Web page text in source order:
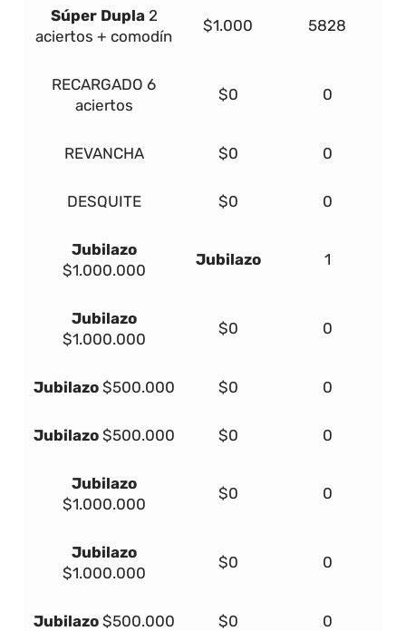
Súper Dupla 2
aciertos + comodín
$1.000 5828
RECARGADO 6
aciertos
$0 0
REVANCHA $0 0
DESQUITE $0 0
Jubilazo
$1.000.000
Jubilazo 1
Jubilazo
$1.000.000
$0 0
Jubilazo $500.000 $0 0
Jubilazo $500.000 $0 0
Jubilazo
$1.000.000
$0 0
Jubilazo
$1.000.000
$0 0
Jubilazo $500.000 $0 0